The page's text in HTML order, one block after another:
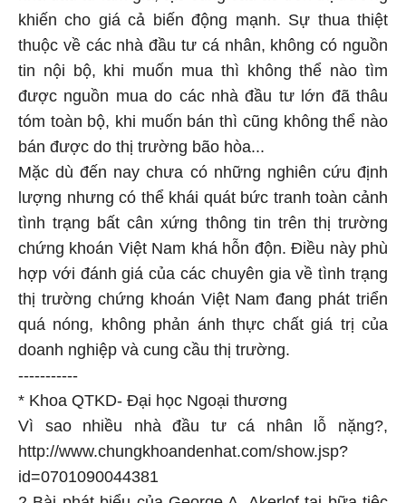
khiến cho giá cả biến động mạnh. Sự thua thiệt
thuộc về các nhà đầu tư cá nhân, không có nguồn
tin nội bộ, khi muốn mua thì không thể nào tìm
được nguồn mua do các nhà đầu tư lớn đã thâu
tóm toàn bộ, khi muốn bán thì cũng không thể nào
bán được do thị trường bão hòa...
Mặc dù đến nay chưa có những nghiên cứu định
lượng nhưng có thể khái quát bức tranh toàn cảnh
tình trạng bất cân xứng thông tin trên thị trường
chứng khoán Việt Nam khá hỗn độn. Điều này phù
hợp với đánh giá của các chuyên gia về tình trạng
thị trường chứng khoán Việt Nam đang phát triển
quá nóng, không phản ánh thực chất giá trị của
doanh nghiệp và cung cầu thị trường.
-----------
* Khoa QTKD- Đại học Ngoại thương
Vì sao nhiều nhà đầu tư cá nhân lỗ nặng?,
http://www.chungkhoandenhat.com/show.jsp?
id=0701090044381